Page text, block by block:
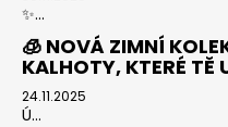
✨...
🧊 NOVÁ ZIMNÍ
KALHOTY, KTERÉ TĚ
24.11.2025
Ú...